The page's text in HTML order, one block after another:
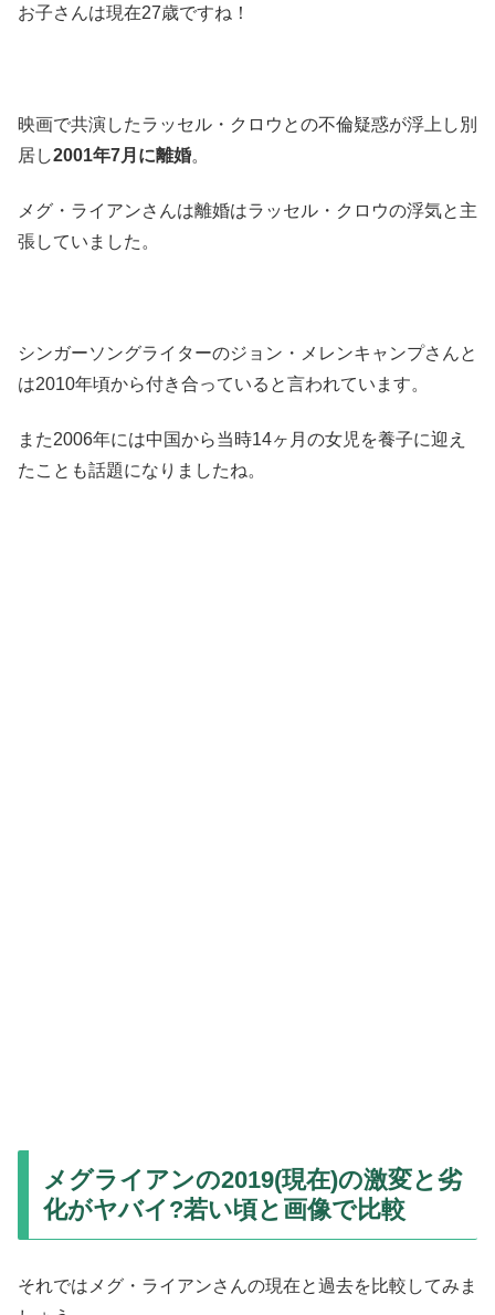
お子さんは現在27歳ですね！
映画で共演したラッセル・クロウとの不倫疑惑が浮上し別
居し2001年7月に離婚。
メグ・ライアンさんは離婚はラッセル・クロウの浮気と主
張していました。
シンガーソングライターのジョン・メレンキャンプさんと
は2010年頃から付き合っていると言われています。
また2006年には中国から当時14ヶ月の女児を養子に迎え
たことも話題になりましたね。
メグライアンの2019(現在)の激変と劣
化がヤバイ?若い頃と画像で比較
それではメグ・ライアンさんの現在と過去を比較してみま